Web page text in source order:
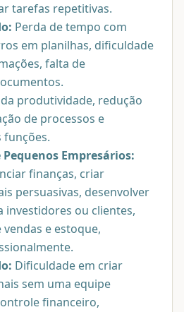
tarefas repetitivas.
Perda de tempo com
em planilhas, dificuldade
falta de
produtividade, redução
de processos e
funções.
Empresários:
finanças, criar
persuasivas, desenvolver
investidores ou clientes,
e estoque,
Dificuldade em criar
sem uma equipe
financeiro,